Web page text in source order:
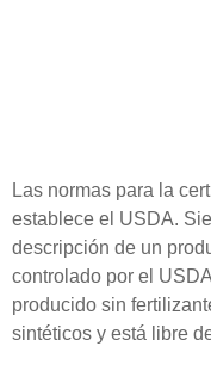
Las normas para la
establece el USDA.
descripción de un
controlado por el
producido sin
sintéticos y está libre